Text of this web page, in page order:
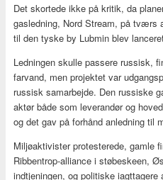
Det skortede ikke på kritik, da
gasledning, Nord Stream, på tværs
til den tyske by Lubmin blev
Ledningen skulle passere russisk,
farvand, men projektet var
russisk samarbejde. Den russiske
aktør både som leverandør og
og det gav på forhånd anledning til
Miljøaktivister protesterede, gamle
Ribbentrop-alliance i støbeskeen,
indtjeningen, og politiske